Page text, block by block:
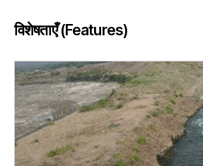
विशेषताएँ (Features)